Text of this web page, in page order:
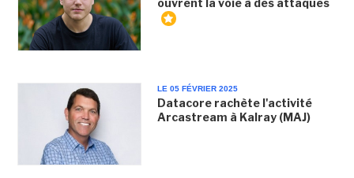
LE 05 FÉVRIER 2025
Datacore rachète l'activité
Arcastream à Kalray (MAJ)